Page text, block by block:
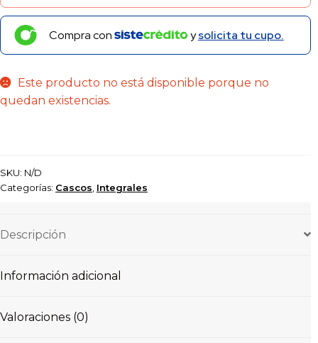
Compra con ysolicita tu cupo.
Este producto no está disponible porque no
quedan existencias.
SKU: N/D
Categorías: Cascos Integrales
Descripción
Información adicional
Valoraciones (0)